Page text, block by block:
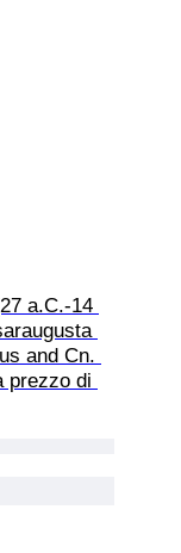
a.C.-14
and Cn.
prezzo di